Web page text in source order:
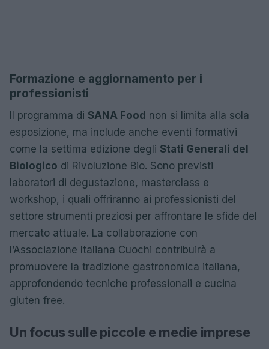
Formazione e aggiornamento per i
professionisti
Il programma di SANA Food non si limita alla sola
esposizione, ma include anche eventi formativi
come la settima edizione degli Stati Generali del
Biologico di Rivoluzione Bio. Sono previsti
laboratori di degustazione, masterclass e
workshop, i quali offriranno ai professionisti del
settore strumenti preziosi per affrontare le sfide del
mercato attuale. La collaborazione con
l’Associazione Italiana Cuochi contribuirà a
promuovere la tradizione gastronomica italiana,
approfondendo tecniche professionali e cucina
gluten free.
Un focus sulle piccole e medie imprese